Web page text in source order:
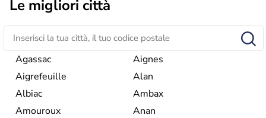
Le migliori città
Agassac
Aignes
Aigrefeuille
Alan
Albiac
Ambax
Amouroux
Anan